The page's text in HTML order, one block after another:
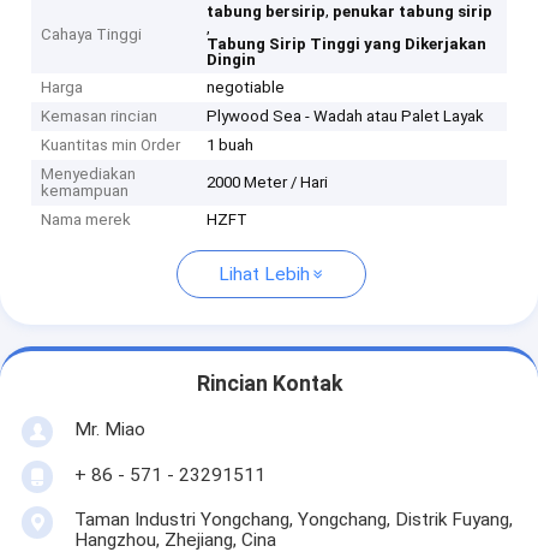
Cahaya Tinggi
tabung bersirip, penukar tabung sirip
,
Tabung Sirip Tinggi yang Dikerjakan
Dingin
Harga
negotiable
Kemasan rincian
Plywood Sea - Wadah atau Palet Layak
Kuantitas min Order
1 buah
Menyediakan
kemampuan
2000 Meter / Hari
Nama merek HZFT
Lihat Lebih
Rincian Kontak
Mr. Miao
+ 86 - 571 - 23291511
Taman Industri Yongchang, Yongchang, Distrik Fuyang,
Hangzhou, Zhejiang, Cina